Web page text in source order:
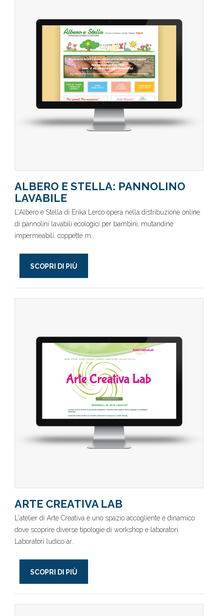
ALBERO E STELLA: PANNOLINO
LAVABILE
L'Albero e Stella di Erika Lerco opera nella distribuzione online
di pannolini lavabili ecologici per bambini, mutandine
impermeabili, coppette m..
SCOPRI DI PIÙ
ARTE CREATIVA LAB
L'atelier di Arte Creativa è uno spazio accogliente e dinamico
dove scoprire diverse tipologie di workshop e laboratori.
Laboratori ludico ar..
SCOPRI DI PIÙ